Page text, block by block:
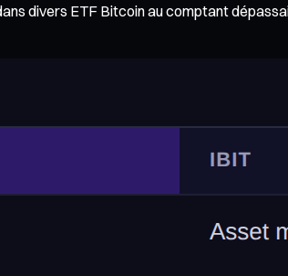
divers ETF Bitcoin au comptant